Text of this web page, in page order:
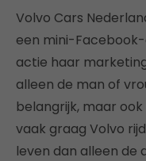
Volvo Cars
een mini-
actie haar
alleen de man of
belangrijk, maar
vaak graag Volvo
leven dan alleen de